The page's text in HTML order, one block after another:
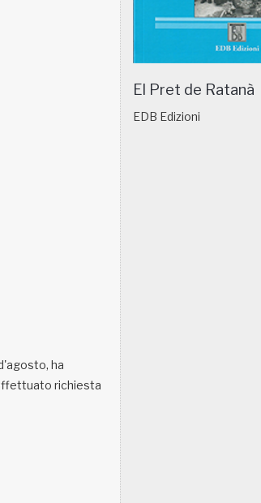
ha
richiesta
El Pret de Ratanà
EDB Edizioni